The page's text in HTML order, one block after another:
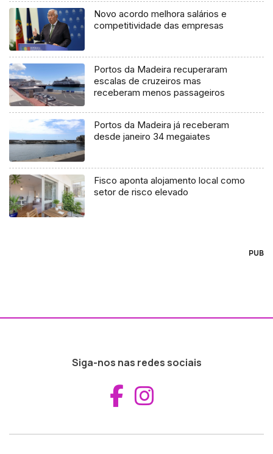
Novo acordo melhora salários e
competitividade das empresas
Portos da Madeira recuperaram
escalas de cruzeiros mas
receberam menos passageiros
Portos da Madeira já receberam
desde janeiro 34 megaiates
Fisco aponta alojamento local como
setor de risco elevado
PUB
Siga-nos nas redes sociais
Aceder ao